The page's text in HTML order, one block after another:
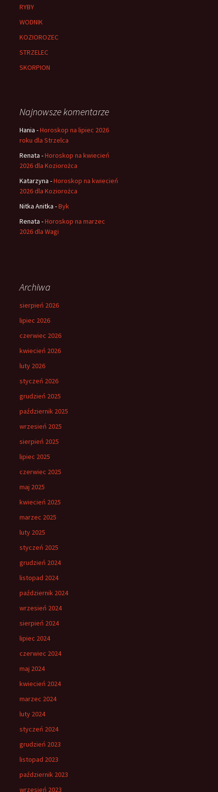
RYBY
WODNIK
KOZIOROZEC
STRZELEC
SKORPION
Najnowsze komentarze
Hania -Horoskop na lipiec 2026
roku dla Strzelca
Renata -Horoskop na kwiecień
2026 dla Koziorożca
Katarzyna -Horoskop na kwiecień
2026 dla Koziorożca
Nitka Anitka -Byk
Renata -Horoskop na marzec
2026 dla Wagi
Archiwa
sierpień 2026
lipiec 2026
czerwiec 2026
kwiecień 2026
luty 2026
styczeń 2026
grudzień 2025
październik 2025
wrzesień 2025
sierpień 2025
lipiec 2025
czerwiec 2025
maj 2025
kwiecień 2025
marzec 2025
luty 2025
styczeń 2025
grudzień 2024
listopad 2024
październik 2024
wrzesień 2024
sierpień 2024
lipiec 2024
czerwiec 2024
maj 2024
kwiecień 2024
marzec 2024
luty 2024
styczeń 2024
grudzień 2023
listopad 2023
październik 2023
wrzesień 2023